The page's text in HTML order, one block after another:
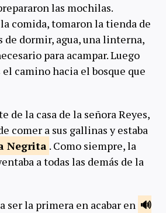
las mochilas.
comida, tomaron la tienda de
de dormir, agua, una linterna,
para acampar. Luego
camino hacia el bosque que
de la casa de la señora Reyes,
comer a sus gallinas y estaba
Negrita . Como siempre, la
a todas las demás de la
ser la primera en acabar en